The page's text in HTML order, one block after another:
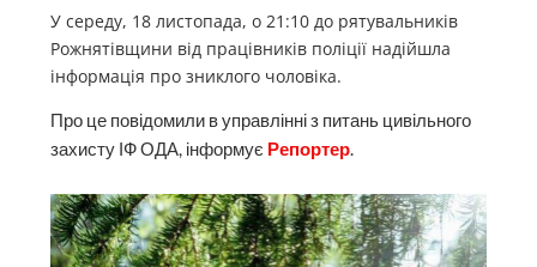
У середу, 18 листопада, о 21:10 до рятувальників
Рожнятівщини від працівників поліції надійшла
інформація про зниклого чоловіка.
Про це повідомили в управлінні з питань цивільного
захисту ІФ ОДА, інформує Репортер.